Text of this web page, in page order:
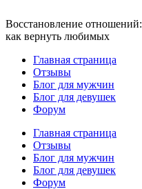
Восстановление отношений:
как вернуть любимых
Главная страница
Отзывы
Блог для мужчин
Блог для девушек
Форум
Главная страница
Отзывы
Блог для мужчин
Блог для девушек
Форум